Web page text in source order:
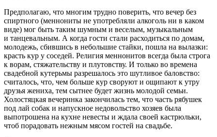
Предполагаю, что многим трудно поверить, что вечер без
спиртного (меннониты не употребляли алкоголь ни в каком
виде) мог быть таким шумным и веселым, музыкальным
и танцевальным. А когда гости стали расходиться по домам,
молодежь, сбившись в небольшие стайки, пошла на вылазки:
красть кур у соседей. Религия меннонитов всегда была строга
к ворам, стяжательству и плутовству. И только во времена
свадебной кутерьмы разрешалось это шутливое баловство:
считалось, что, чем больше кур своруют и ощипают к утру
друзья жениха, тем сытнее будет жизнь молодой семьи.
Холостяцкая вечеринка закончилась тем, что часть рябушек
под лай собак и напускное недовольство хозяев была
выпотрошена на кухне невесты и ждала своей кастрюльки,
чтоб порадовать нежным мясом гостей на свадьбе.